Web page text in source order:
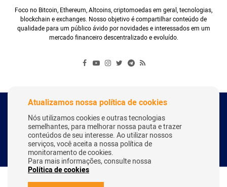
Foco no Bitcoin, Ethereum, Altcoins, criptomoedas em geral, tecnologias,
blockchain e exchanges. Nosso objetivo é compartilhar conteúdo de
qualidade para um público ávido por novidades e interessados em um
mercado financeiro descentralizado e evoluído.
Copyright Webitcoin 2018 - Todos os Direitos Reservados
Desenvolvido por: Herick Correa
Atualizamos nossa política de cookies
Nós utilizamos cookies e outras tecnologias
semelhantes, para melhorar nossa pauta e trazer
conteúdos de seu interesse. Ao utilizar nossos
serviços, você aceita a nossa política de
monitoramento de cookies.
Para mais informações, consulte nossa
Política de cookies